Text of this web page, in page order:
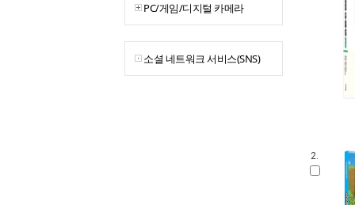
PC/게임/디지털 카메라
소셜 네트워크 서비스(SNS)
2.